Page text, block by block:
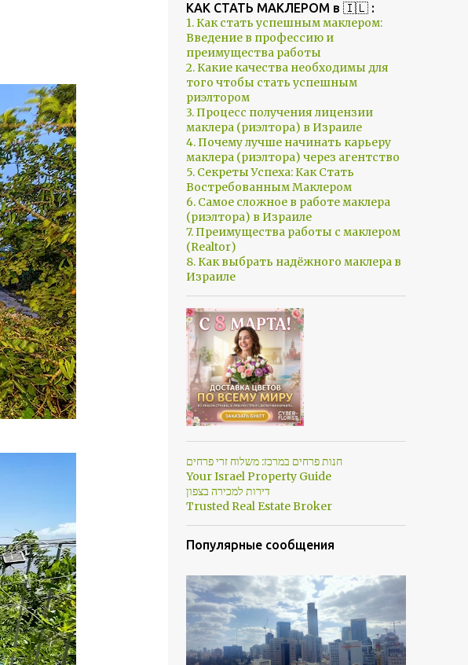
КАК СТАТЬ МАКЛЕРОМ в 🇮🇱 :
1. Как стать успешным маклером:
Введение в профессию и
преимущества работы
2. Какие качества необходимы для
того чтобы стать успешным
риэлтором
3. Процесс получения лицензии
маклера (риэлтора) в Израиле
4. Почему лучше начинать карьеру
маклера (риэлтора) через агентство
5. Секреты Успеха: Как Стать
Востребованным Маклером
6. Самое сложное в работе маклера
(риэлтора) в Израиле
7. Преимущества работы с маклером
(Realtor)
8. Как выбрать надёжного маклера в
Израиле
חנות פרחים במרכז: משלוח זרי פרחים
Your Israel Property Guide
דירות למכירה בצפון
Trusted Real Estate Broker
Популярные сообщения